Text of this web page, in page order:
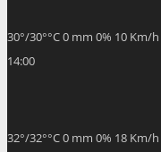
30°/30°°C0 mm 0% 10 Km/h
14:00
32°/32°°C0 mm 0% 18 Km/h